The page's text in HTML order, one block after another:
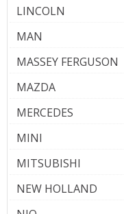
LINCOLN
MAN
MASSEY FERGUSON
MAZDA
MERCEDES
MINI
MITSUBISHI
NEW HOLLAND